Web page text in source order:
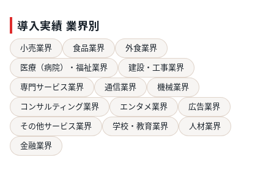
導入実績 業界別
小売業界 食品業界
外食業界
医療（病院）・福祉業界
建設・工事業界
専門サービス業界
通信業界
機械業界
コンサルティング業界
エンタメ業界
広告業界
その他サービス業界
学校・教育業界
人材業界
金融業界